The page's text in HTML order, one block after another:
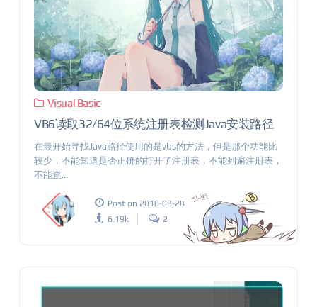
Visual Basic
VB6读取32/64位系统注册表检测Java安装路径
在最开始寻找Java路径使用的是vbs的方法，但是那个功能比
较少，不能知道是否正确的打开了注册表，不能列遍注册表，
不能查...
Post on 2018-03-28
6.19k
2